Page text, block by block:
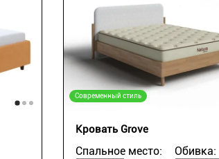
Современный стиль
Кровать Grove
Спальное место: Обивка: